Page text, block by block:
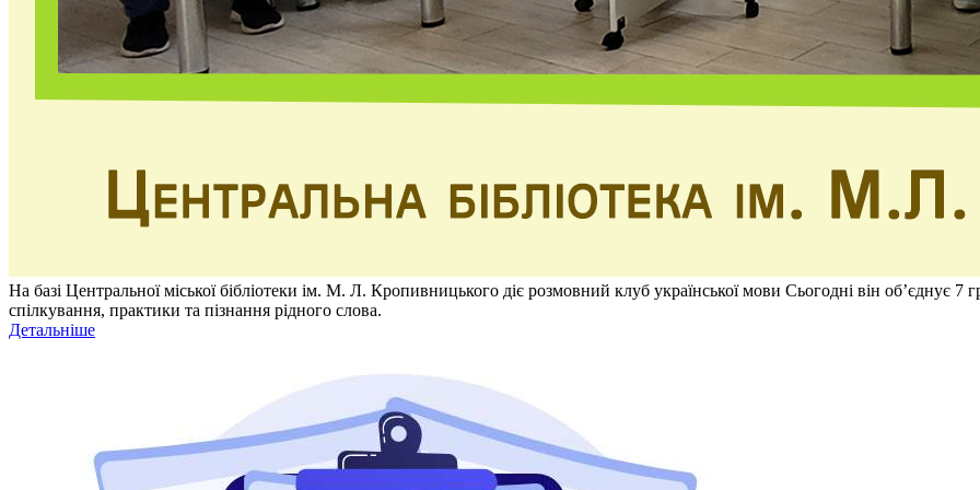
На базі Центральної міської бібліотеки ім. М. Л. Кропивницького діє розмовний клуб української мови Сьогодні він об’єднує
спілкування, практики та пізнання рідного слова.
Детальніше